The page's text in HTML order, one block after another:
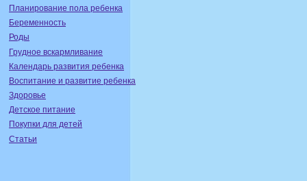
Планирование пола ребенка
Беременность
Роды
Грудное вскармливание
Календарь развития ребенка
Воспитание и развитие ребенка
Здоровье
Детское питание
Покупки для детей
Статьи